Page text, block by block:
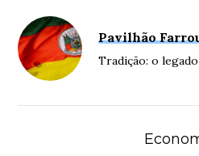
Pavilhão
Tradição: o